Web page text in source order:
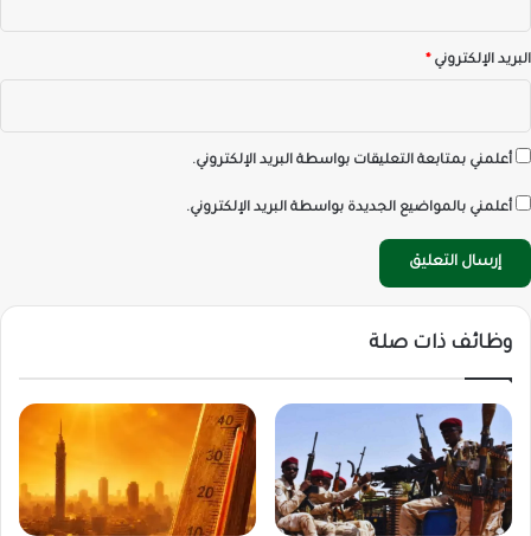
البريد الإلكتروني*
أعلمني بمتابعة التعليقات بواسطة البريد الإلكتروني.
أعلمني بالمواضيع الجديدة بواسطة البريد الإلكتروني.
وظائف ذات صلة